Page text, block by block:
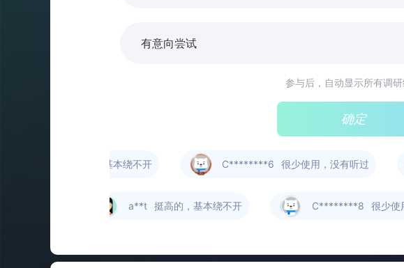
有意向尝试
参与后，自动显示所有调
确定
挺高的，基本绕不开 C********6 很少使用，没有听过
a**t 挺高的，基本绕不开 C********8 很少使